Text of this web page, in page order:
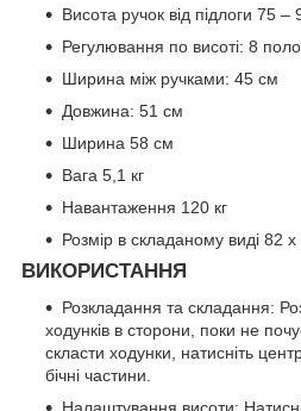
Висота ручок від підлоги 75 –
Регулювання по висоті: 8
Ширина між ручками: 45 см
Довжина: 51 см
Ширина 58 см
Вага 5,1 кг
Навантаження 120 кг
Розмір в складаному виді 82
ВИКОРИСТАННЯ
Розкладання та складання:
ходунків в сторони, поки не
скласти ходунки, натисніть
бічні частини.